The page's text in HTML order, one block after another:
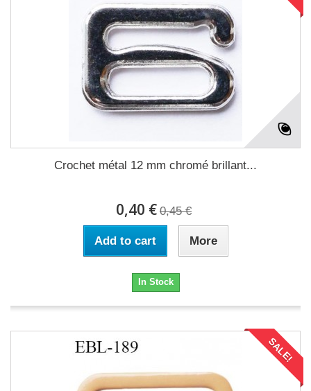
Crochet métal 12 mm chromé brillant...
0,40 € 0,45 €
Add to cart More
In Stock
SALE!